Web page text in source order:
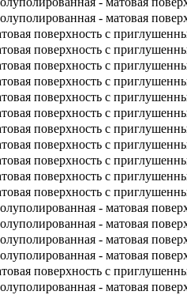
- матовая
поверхность с
поверхность с
поверхность с
поверхность с
поверхность с
поверхность с
поверхность с
поверхность с
поверхность с
поверхность с
поверхность с
- матовая
- матовая
- матовая
- матовая
поверхность с
- матовая